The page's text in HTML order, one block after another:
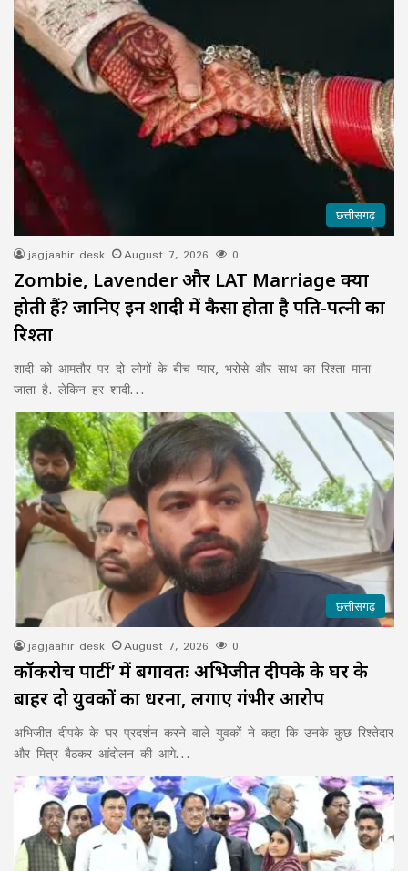
छत्तीसगढ़
jagjaahir desk August 7, 2026 0
Zombie, Lavender और LAT Marriage क्या
होती हैं? जानिए इन शादी में कैसा होता है पति-पत्नी का
रिश्ता
शादी को आमतौर पर दो लोगों के बीच प्यार, भरोसे और साथ का रिश्ता माना
जाता है. लेकिन हर शादी…
छत्तीसगढ़
jagjaahir desk August 7, 2026 0
कॉकरोच पार्टी’ में बगावतः अभिजीत दीपके के घर के
बाहर दो युवकों का धरना, लगाए गंभीर आरोप
अभिजीत दीपके के घर प्रदर्शन करने वाले युवकों ने कहा कि उनके कुछ रिश्तेदार
और मित्र बैठकर आंदोलन की आगे…